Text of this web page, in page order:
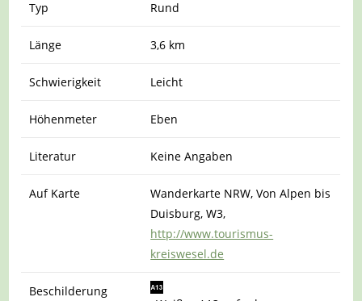
Typ Rund
Länge 3,6 km
Schwierigkeit Leicht
Höhenmeter Eben
Literatur Keine Angaben
Auf Karte
Wanderkarte NRW, Von Alpen bis
Duisburg, W3,
http://www.tourismus-
kreiswesel.de
Beschilderung